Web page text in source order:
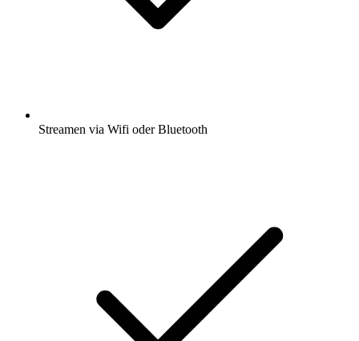
Streamen via Wifi oder Bluetooth